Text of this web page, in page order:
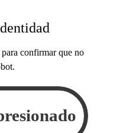
confirmar que no